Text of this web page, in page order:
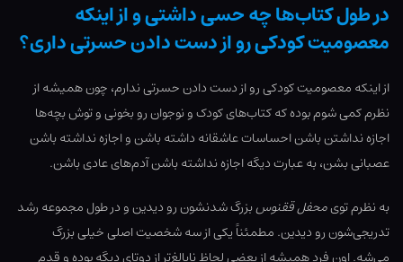
در طول کتاب‌ها چه حسی داشتی و از اینکه
معصومیت کودکی رو از دست دادن حسرتی داری؟
از اینکه معصومیت کودکی رو از دست دادن حسرتی ندارم، چون همیشه از
نظرم کمی شوم بوده که کتاب‌های کودک و نوجوان رو بخونی و توش بچه‌ها
اجازه نداشتن باشن احساسات عاشقانه داشته باشن و اجازه نداشته باشن
عصبانی بشن، به عبارت دیگه اجازه نداشته باشن آدم‌های عادی باشن.
به نظرم تویمحفل ققنوسبزرگ شدنشون رو دیدین و در طول مجموعه رشد
تدریجی‌شون رو دیدین. مطمئناً یکی از سه شخصیت اصلی خیلی بزرگ
می‌شه. اون فرد همیشه از بعضی لحاظ نابالغ‌تر از دوتای دیگه بوده و قدم